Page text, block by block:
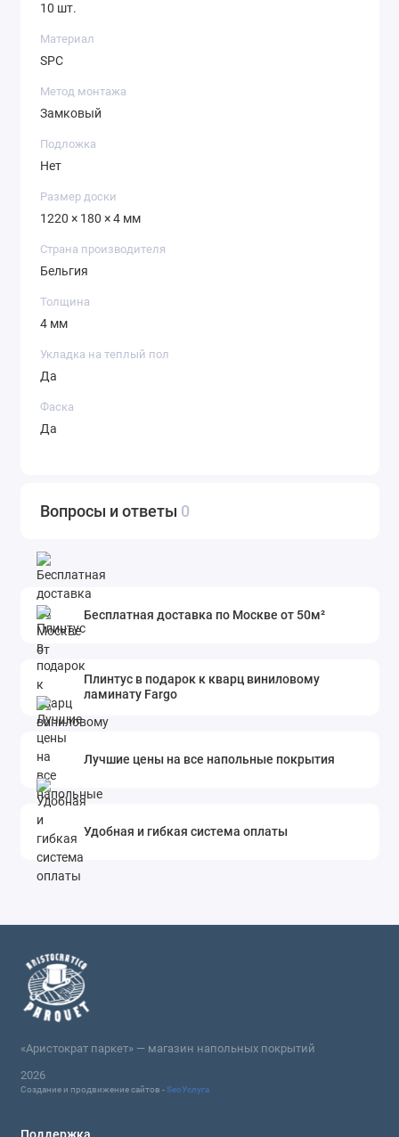
10 шт.
Материал
SPC
Метод монтажа
Замковый
Подложка
Нет
Размер доски
1220 × 180 × 4 мм
Страна производителя
Бельгия
Толщина
4 мм
Укладка на теплый пол
Да
Фаска
Да
Вопросы и ответы 0
Бесплатная доставка по Москве от 50м²
Плинтус в подарок к кварц виниловому
ламинату Fargo
Лучшие цены на все напольные покрытия
Удобная и гибкая система оплаты
«Аристократ паркет» — магазин напольных покрытий
2026
Создание и продвижение сайтов -SeoУслуга